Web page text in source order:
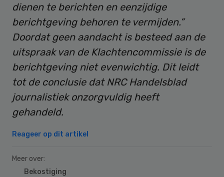
dienen te berichten en eenzijdige
berichtgeving behoren te vermijden.”
Doordat geen aandacht is besteed aan de
uitspraak van de Klachtencommissie is de
berichtgeving niet evenwichtig. Dit leidt
tot de conclusie dat NRC Handelsblad
journalistiek onzorgvuldig heeft
gehandeld.
Reageer op dit artikel
Meer over:
Bekostiging